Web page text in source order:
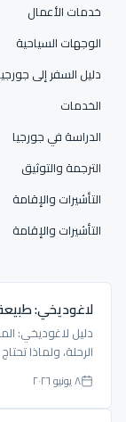
خدمات الأعمال
الوجهات السياحية
دليل السفر إلى
الخدمات
الدراسة في جورجيا
الترجمة والتوثيق
التأشيرات والإقامة
التأشيرات والإقامة
لاغوديخي:
دليل لاغوديخي:
الرحلة، ولماذا
٨ يونيو ٢٠٢٦